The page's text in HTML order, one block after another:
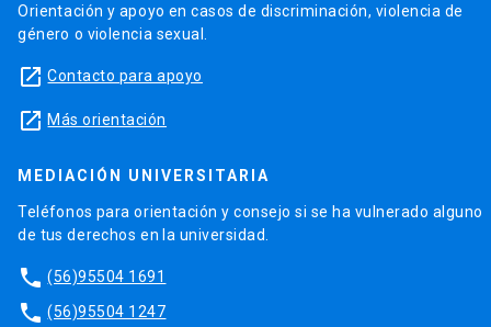
Orientación y apoyo en casos de discriminación, violencia de
género o violencia sexual.
launch Contacto para apoyo
launch Más orientación
MEDIACIÓN UNIVERSITARIA
Teléfonos para orientación y consejo si se ha vulnerado alguno
de tus derechos en la universidad.
phone (56)95504 1691
phone (56)95504 1247